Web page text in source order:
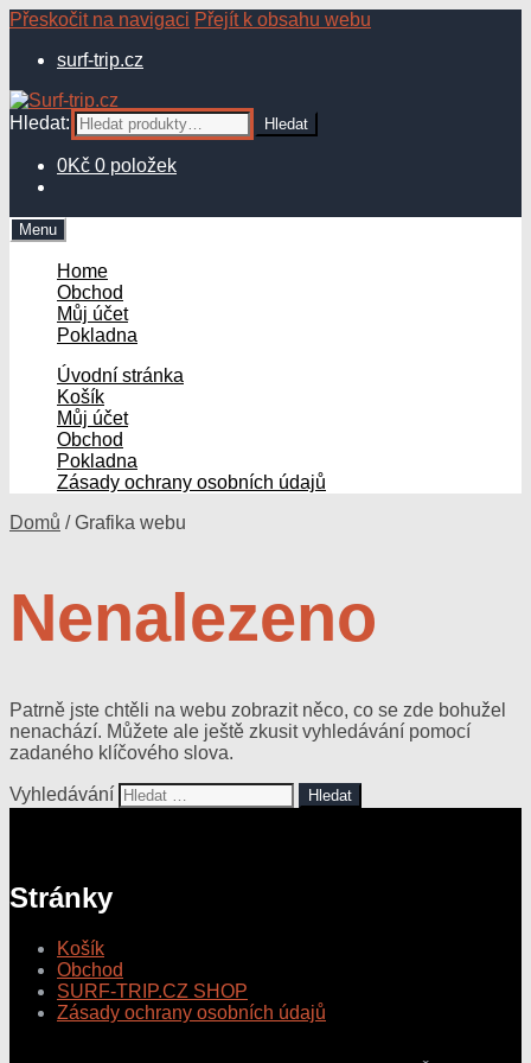
Přeskočit na navigaci Přejít k obsahu webu
surf-trip.cz
Hledat: Hledat
0Kč 0 položek
Menu
Home
Obchod
Můj účet
Pokladna
Úvodní stránka
Košík
Můj účet
Obchod
Pokladna
Zásady ochrany osobních údajů
Domů /Grafika webu
Nenalezeno
Patrně jste chtěli na webu zobrazit něco, co se zde bohužel
nenachází. Můžete ale ještě zkusit vyhledávání pomocí
zadaného klíčového slova.
Vyhledávání
Stránky
Košík
Obchod
SURF-TRIP.CZ SHOP
Zásady ochrany osobních údajů